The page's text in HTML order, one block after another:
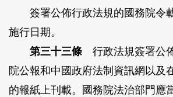
簽署公佈行政法規的國務院令
施行日期。
第三十三條行政法規簽署公
院公報和中國政府法制資訊網以及
的報紙上刊載。國務院法治部門應